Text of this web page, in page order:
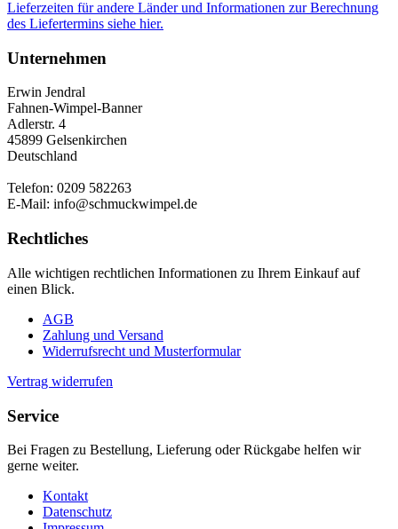
Lieferzeiten für andere Länder und Informationen zur Berechnung
des Liefertermins siehe hier.
Unternehmen
Erwin Jendral
Fahnen-Wimpel-Banner
Adlerstr. 4
45899 Gelsenkirchen
Deutschland
Telefon: 0209 582263
E-Mail: info@schmuckwimpel.de
Rechtliches
Alle wichtigen rechtlichen Informationen zu Ihrem Einkauf auf
einen Blick.
AGB
Zahlung und Versand
Widerrufsrecht und Musterformular
Vertrag widerrufen
Service
Bei Fragen zu Bestellung, Lieferung oder Rückgabe helfen wir
gerne weiter.
Kontakt
Datenschutz